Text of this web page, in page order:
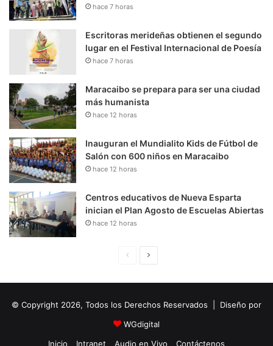
hace 7 horas
Escritoras merideñas obtienen el segundo
lugar en el Festival Internacional de Poesía
hace 7 horas
Maracaibo se prepara para ser una ciudad
más humanista
hace 12 horas
Inauguran el Mundialito Kids de Fútbol de
Salón con 600 niños en Maracaibo
hace 12 horas
Centros educativos de Nueva Esparta
inician el Plan Agosto de Escuelas Abiertas
hace 12 horas
i
n
a
u
i
e
© Copyright 2026, Todos los Derechos Reservados | Diseño por
WGdigital
Inicio
Intranet Audio en Vivo Contáctenos